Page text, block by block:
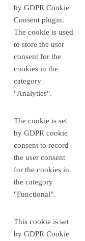
by GDPR Cookie
Consent plugin.
The cookie is used
to store the user
consent for the
cookies in the
category
"Analytics".
The cookie is set
by GDPR cookie
consent to record
the user consent
for the cookies in
the category
"Functional".
This cookie is set
by GDPR Cookie